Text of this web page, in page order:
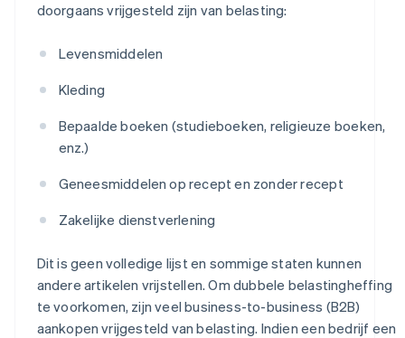
doorgaans vrijgesteld zijn van belasting:
Levensmiddelen
Kleding
Bepaalde boeken (studieboeken, religieuze boeken,
enz.)
Geneesmiddelen op recept en zonder recept
Zakelijke dienstverlening
Dit is geen volledige lijst en sommige staten kunnen
andere artikelen vrijstellen. Om dubbele belastingheffing
te voorkomen, zijn veel business-to-business (B2B)
aankopen vrijgesteld van belasting. Indien een bedrijf een